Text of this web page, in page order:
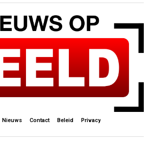
Nieuws Contact Beleid Privacy